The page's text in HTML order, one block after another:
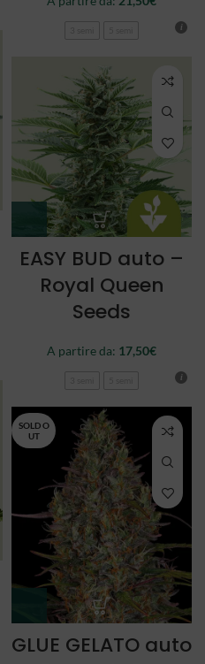
EASY BUD auto –
Royal Queen
Seeds
A partire da: 17,50€
SOLD O
UT
GLUE GELATO auto